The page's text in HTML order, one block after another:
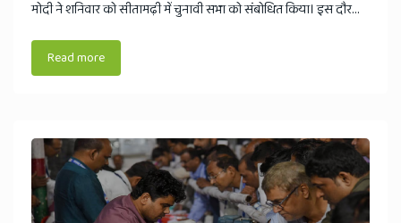
मोदी ने शनिवार को सीतामढ़ी में चुनावी सभा को संबोधित किया। इस दौर...
Read more